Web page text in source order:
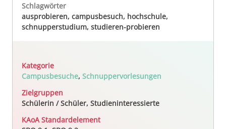
Schlagwörter
ausprobieren, campusbesuch, hochschule,
schnupperstudium, studieren-probieren
Kategorie
Campusbesuche, Schnuppervorlesungen
Zielgruppen
Schülerin / Schüler, Studieninteressierte
KAoA Standardelement